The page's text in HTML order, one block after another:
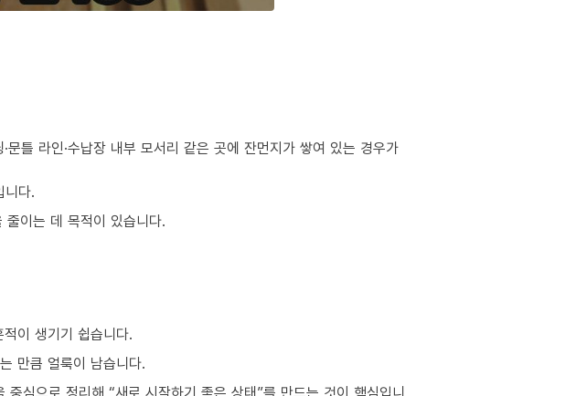
틀 라인·수납장 내부 모서리 같은 곳에 잔먼지가 쌓여 있는 경우가
니다.
줄이는 데 목적이 있습니다.
이 생기기 쉽습니다.
만큼 얼룩이 남습니다.